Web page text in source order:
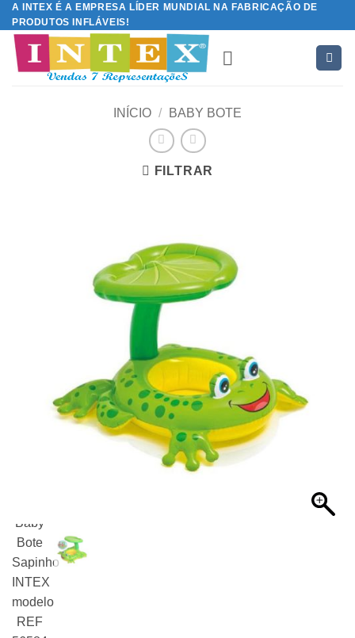
Skip
to
content
A INTEX É A EMPRESA LÍDER MUNDIAL NA FABRICAÇÃO DE
PRODUTOS INFLÁVEIS!
INÍCIO / BABY BOTE
FILTRAR